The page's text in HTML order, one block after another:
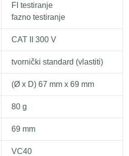
FI testiranje
fazno testiranje
CAT II 300 V
tvornički standard (vlastiti)
(Ø x D) 67 mm x 69 mm
80 g
69 mm
VC40